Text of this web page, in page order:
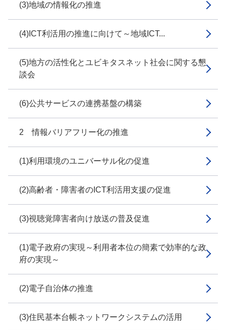
(3)地域の情報化の推進
(4)ICT利活用の推進に向けて～地域ICT...
(5)地方の活性化とユビキタスネット社会に関する懇
談会
(6)公共サービスの連携基盤の構築
2 情報バリアフリー化の推進
(1)利用環境のユニバーサル化の促進
(2)高齢者・障害者のICT利活用支援の促進
(3)視聴覚障害者向け放送の普及促進
(1)電子政府の実現～利用者本位の簡素で効率的な政
府の実現～
(2)電子自治体の推進
(3)住民基本台帳ネットワークシステムの活用